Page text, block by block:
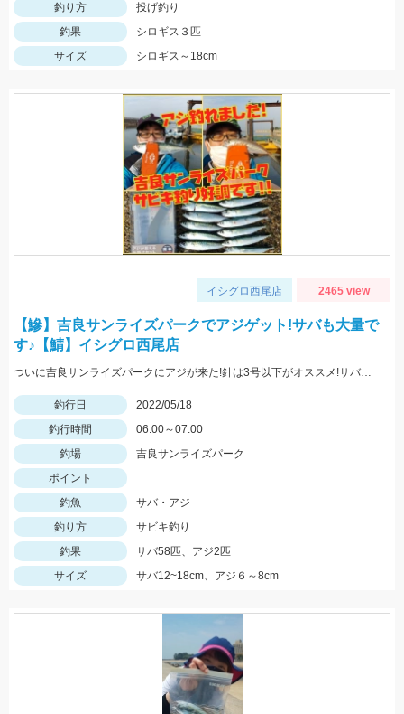
釣り方
投げ釣り
釣果
シロギス３匹
サイズ
シロギス～18cm
イシグロ西尾店 2465 view
【鰺】吉良サンライズパークでアジゲット!サバも大量で
す♪【鯖】イシグロ西尾店
ついに吉良サンライズパークにアジが来た!針は3号以下がオススメ!サバは大漁!小型のメタルジグでも楽しめます♪
釣行日
2022/05/18
釣行時間
06:00～07:00
釣場
吉良サンライズパーク
ポイント
釣魚
サバ・アジ
釣り方
サビキ釣り
釣果
サバ58匹、アジ2匹
サイズ
サバ12~18cm、アジ６～8cm